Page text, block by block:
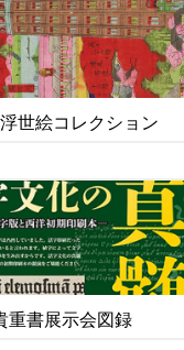
世絵コレクション
重書展示会図録